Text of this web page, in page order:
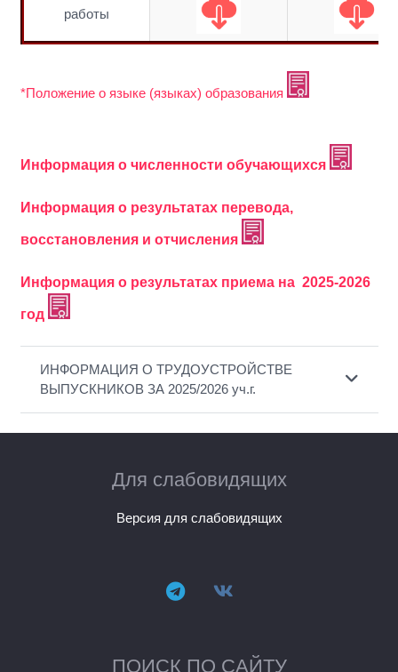
работы
*Положение о языке (языках) образования
Информация о численности обучающихся
Информация о результатах перевода,
восстановления и отчисления
Информация о результатах приема на 2025-2026
год
ИНФОРМАЦИЯ О ТРУДОУСТРОЙСТВЕ
ВЫПУСКНИКОВ ЗА 2025/2026 уч.г.
Для слабовидящих
Версия для слабовидящих
ПОИСК ПО САЙТУ